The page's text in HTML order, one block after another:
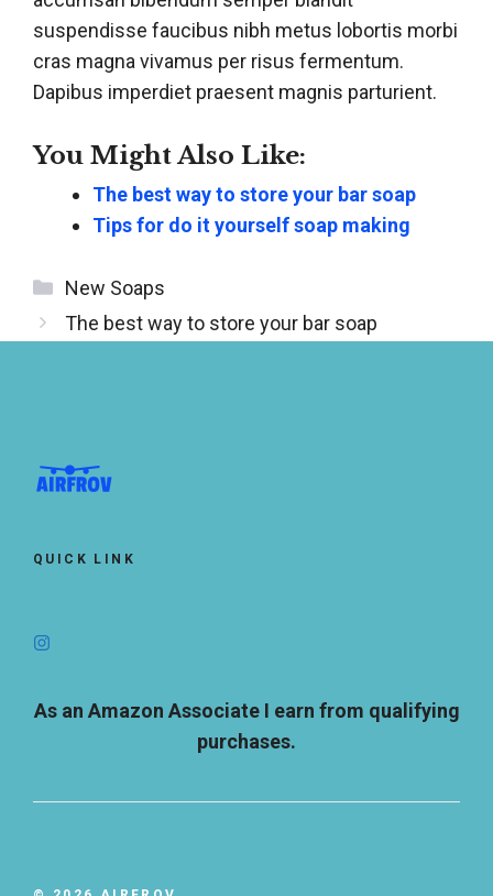
suspendisse faucibus nibh metus lobortis morbi
cras magna vivamus per risus fermentum.
Dapibus imperdiet praesent magnis parturient.
You Might Also Like:
The best way to store your bar soap
Tips for do it yourself soap making
Categories
New Soaps
Post
navigation
The best way to store your bar soap
QUICK LINK
As an Amazon Associate I earn from qualifying
purchases.